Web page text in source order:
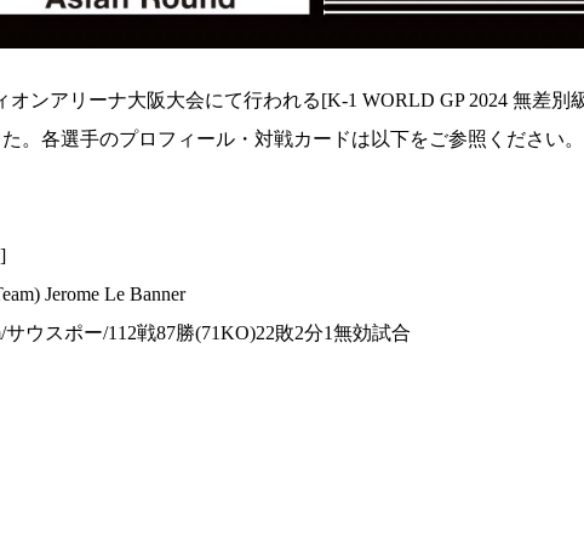
ンアリーナ大阪大会にて行われる[K-1 WORLD GP 2024 無差別
。各選手のプロフィール・対戦カードは以下をご参照ください。
Jerome Le Banner
ウスポー/112戦87勝(71KO)22敗2分1無効試合